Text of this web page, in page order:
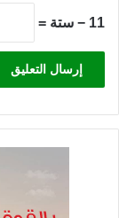
11 − ستة =